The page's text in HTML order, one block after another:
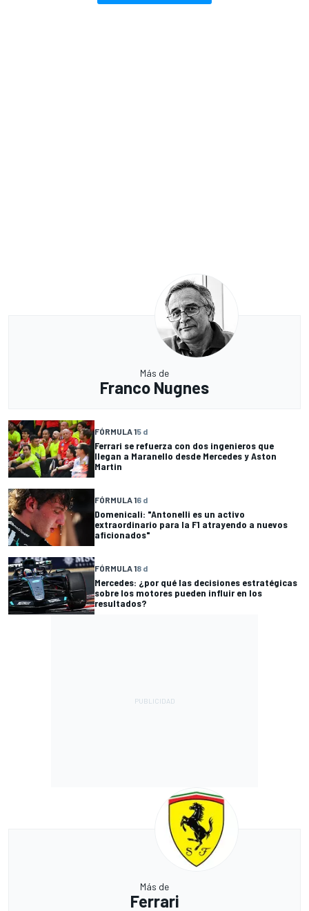
Más de
Franco Nugnes
FÓRMULA 15 d
Ferrari se refuerza con dos ingenieros que
llegan a Maranello desde Mercedes y Aston
Martin
FÓRMULA 16 d
Domenicali: "Antonelli es un activo
extraordinario para la F1 atrayendo a nuevos
aficionados"
FÓRMULA 18 d
Mercedes: ¿por qué las decisiones estratégicas
sobre los motores pueden influir en los
resultados?
Más de
Ferrari